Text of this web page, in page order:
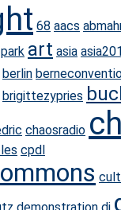
68 aacs
art asia
berlin
brigittezypries
chaosradio
cpdl